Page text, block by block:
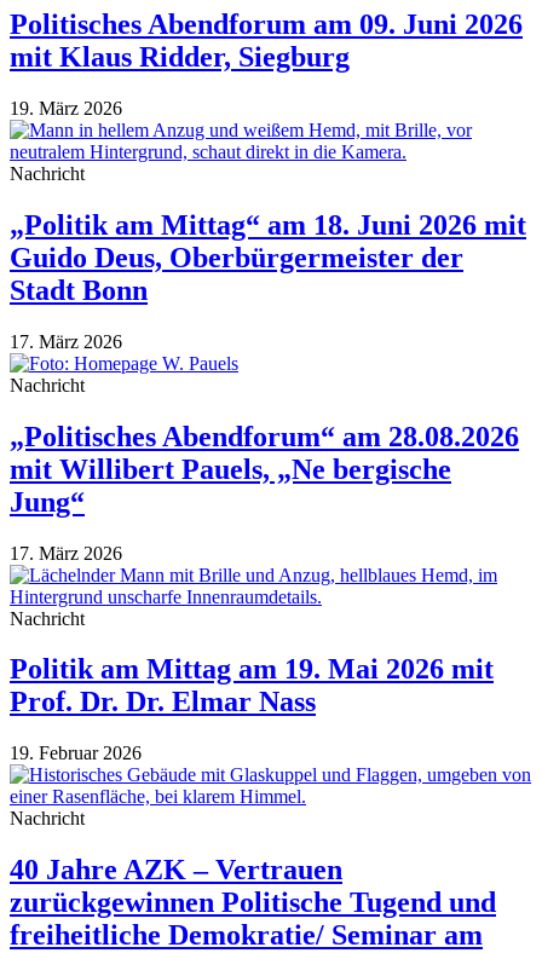
Politisches Abendforum am 09. Juni 2026
mit Klaus Ridder, Siegburg
19. März 2026
Nachricht
„Politik am Mittag“ am 18. Juni 2026 mit
Guido Deus, Oberbürgermeister der
Stadt Bonn
17. März 2026
Nachricht
„Politisches Abendforum“ am 28.08.2026
mit Willibert Pauels, „Ne bergische
Jung“
17. März 2026
Nachricht
Politik am Mittag am 19. Mai 2026 mit
Prof. Dr. Dr. Elmar Nass
19. Februar 2026
Nachricht
40 Jahre AZK – Vertrauen
zurückgewinnen Politische Tugend und
freiheitliche Demokratie/ Seminar am